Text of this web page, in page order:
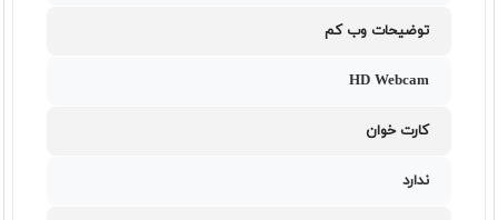
توضیحات وب کم
HD Webcam
کارت خوان
ندارد